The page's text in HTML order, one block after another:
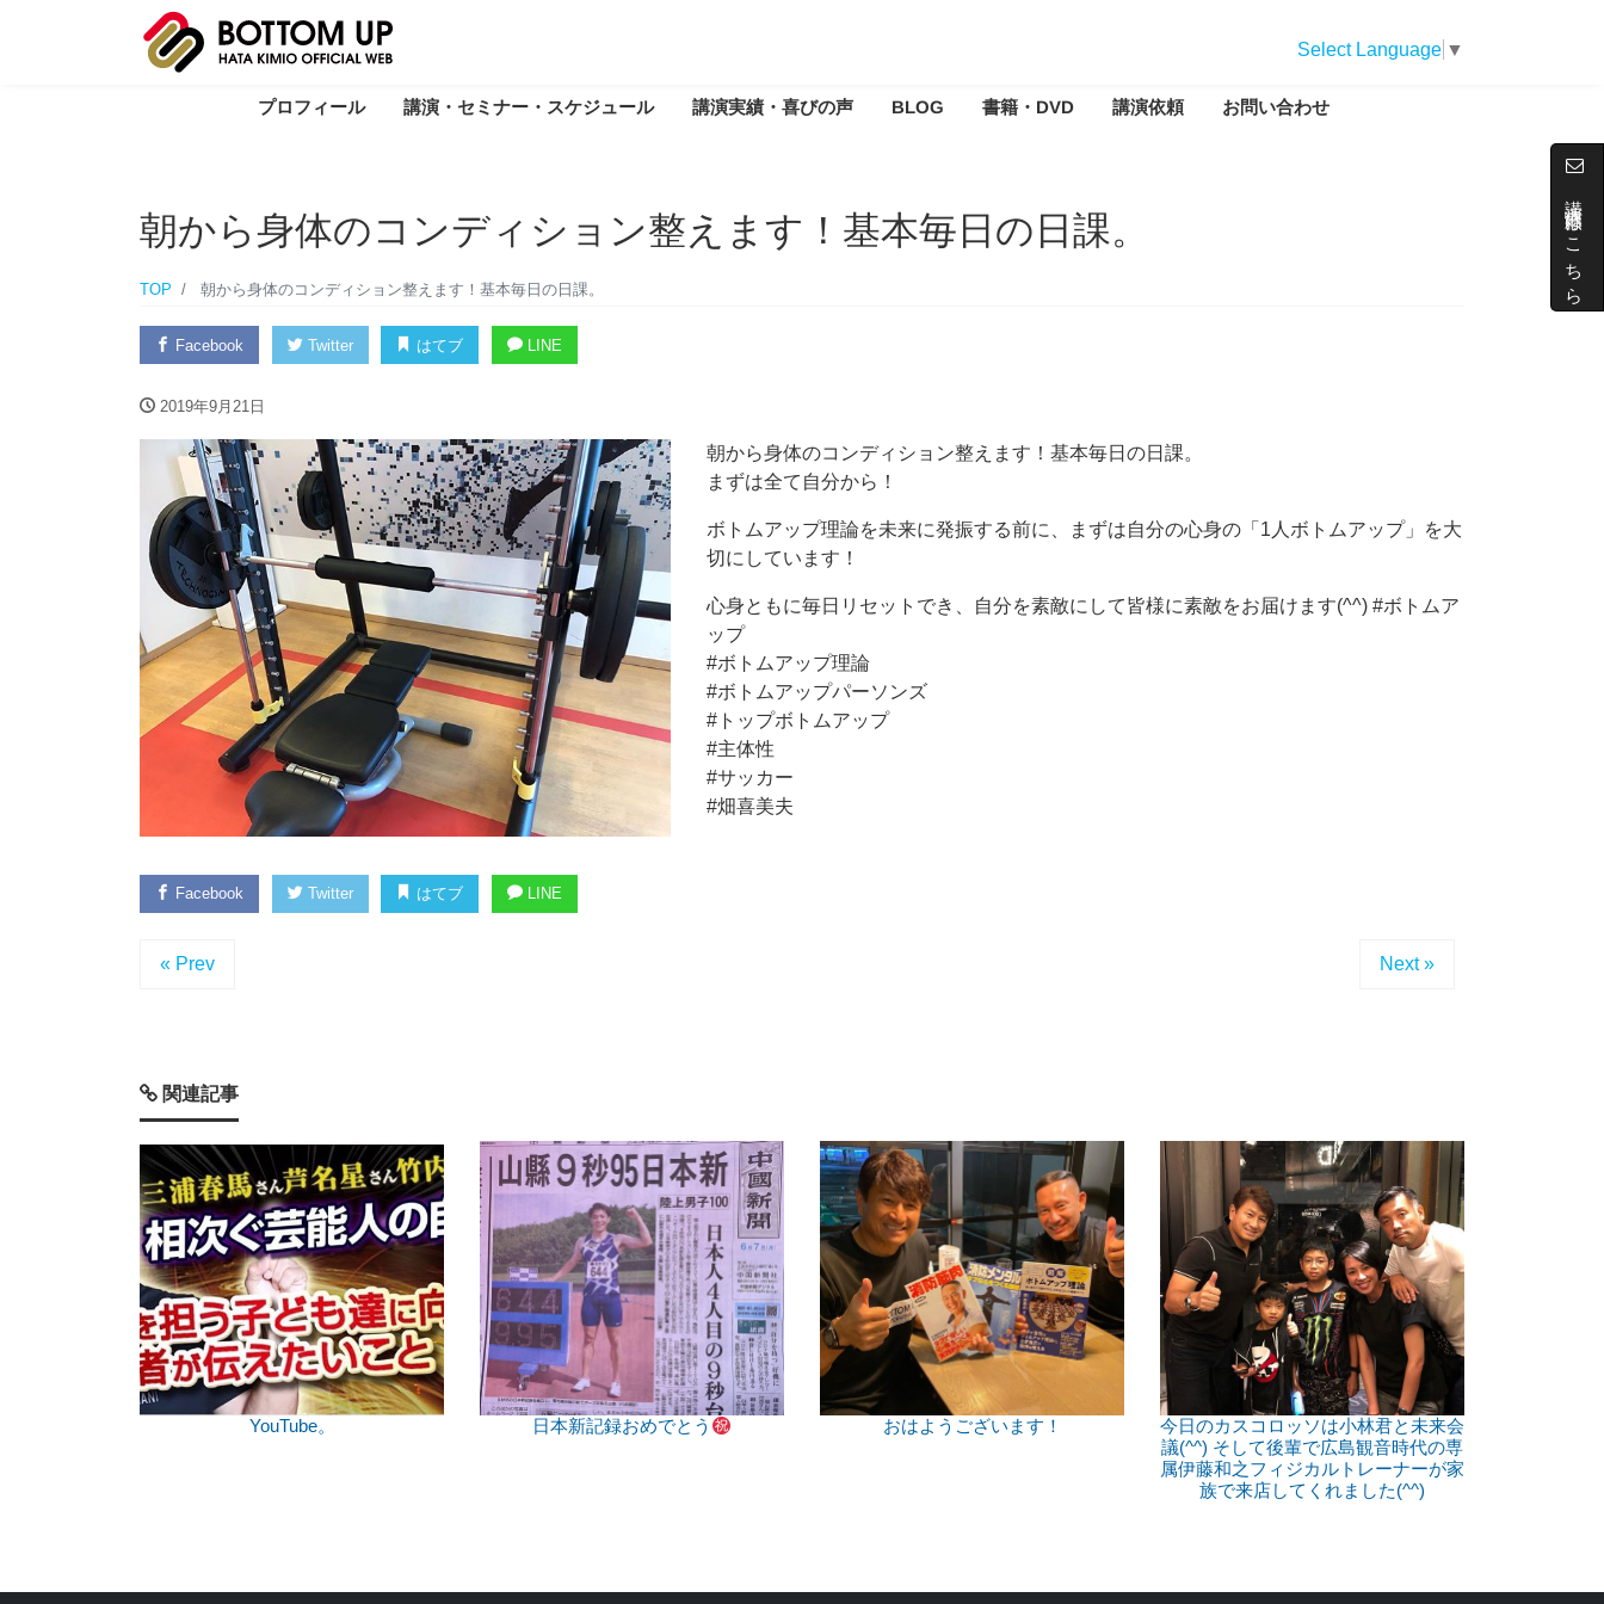
講演依頼はこちら
Select Language ▼
プロフィール 講演・セミナー・スケジュール 講演実績・喜びの声 BLOG 書籍・DVD 講演依頼 お問い合わせ
朝から身体のコンディション整えます！基本毎日の日課。
TOP 朝から身体のコンディション整えます！基本毎日の日課。
Facebook Twitter はてブ LINE
2019年9月21日
朝から身体のコンディション整えます！基本毎日の日課。
まずは全て自分から！
ボトムアップ理論を未来に発振する前に、まずは自分の心身の「1人ボトムアップ」を大
切にしています！
心身ともに毎日リセットでき、自分を素敵にして皆様に素敵をお届けます(^^) #ボトムア
ップ
#ボトムアップ理論
#ボトムアップパーソンズ
#トップボトムアップ
#主体性
#サッカー
#畑喜美夫
Facebook Twitter はてブ LINE
« Prev Next »
関連記事
YouTube。 日本新記録おめでとう おはようございます！
今日のカスコロッソは小林君と未来会
議(^^) そして後輩で広島観音時代の専
属伊藤和之フィジカルトレーナーが家
族で来店してくれました(^^)